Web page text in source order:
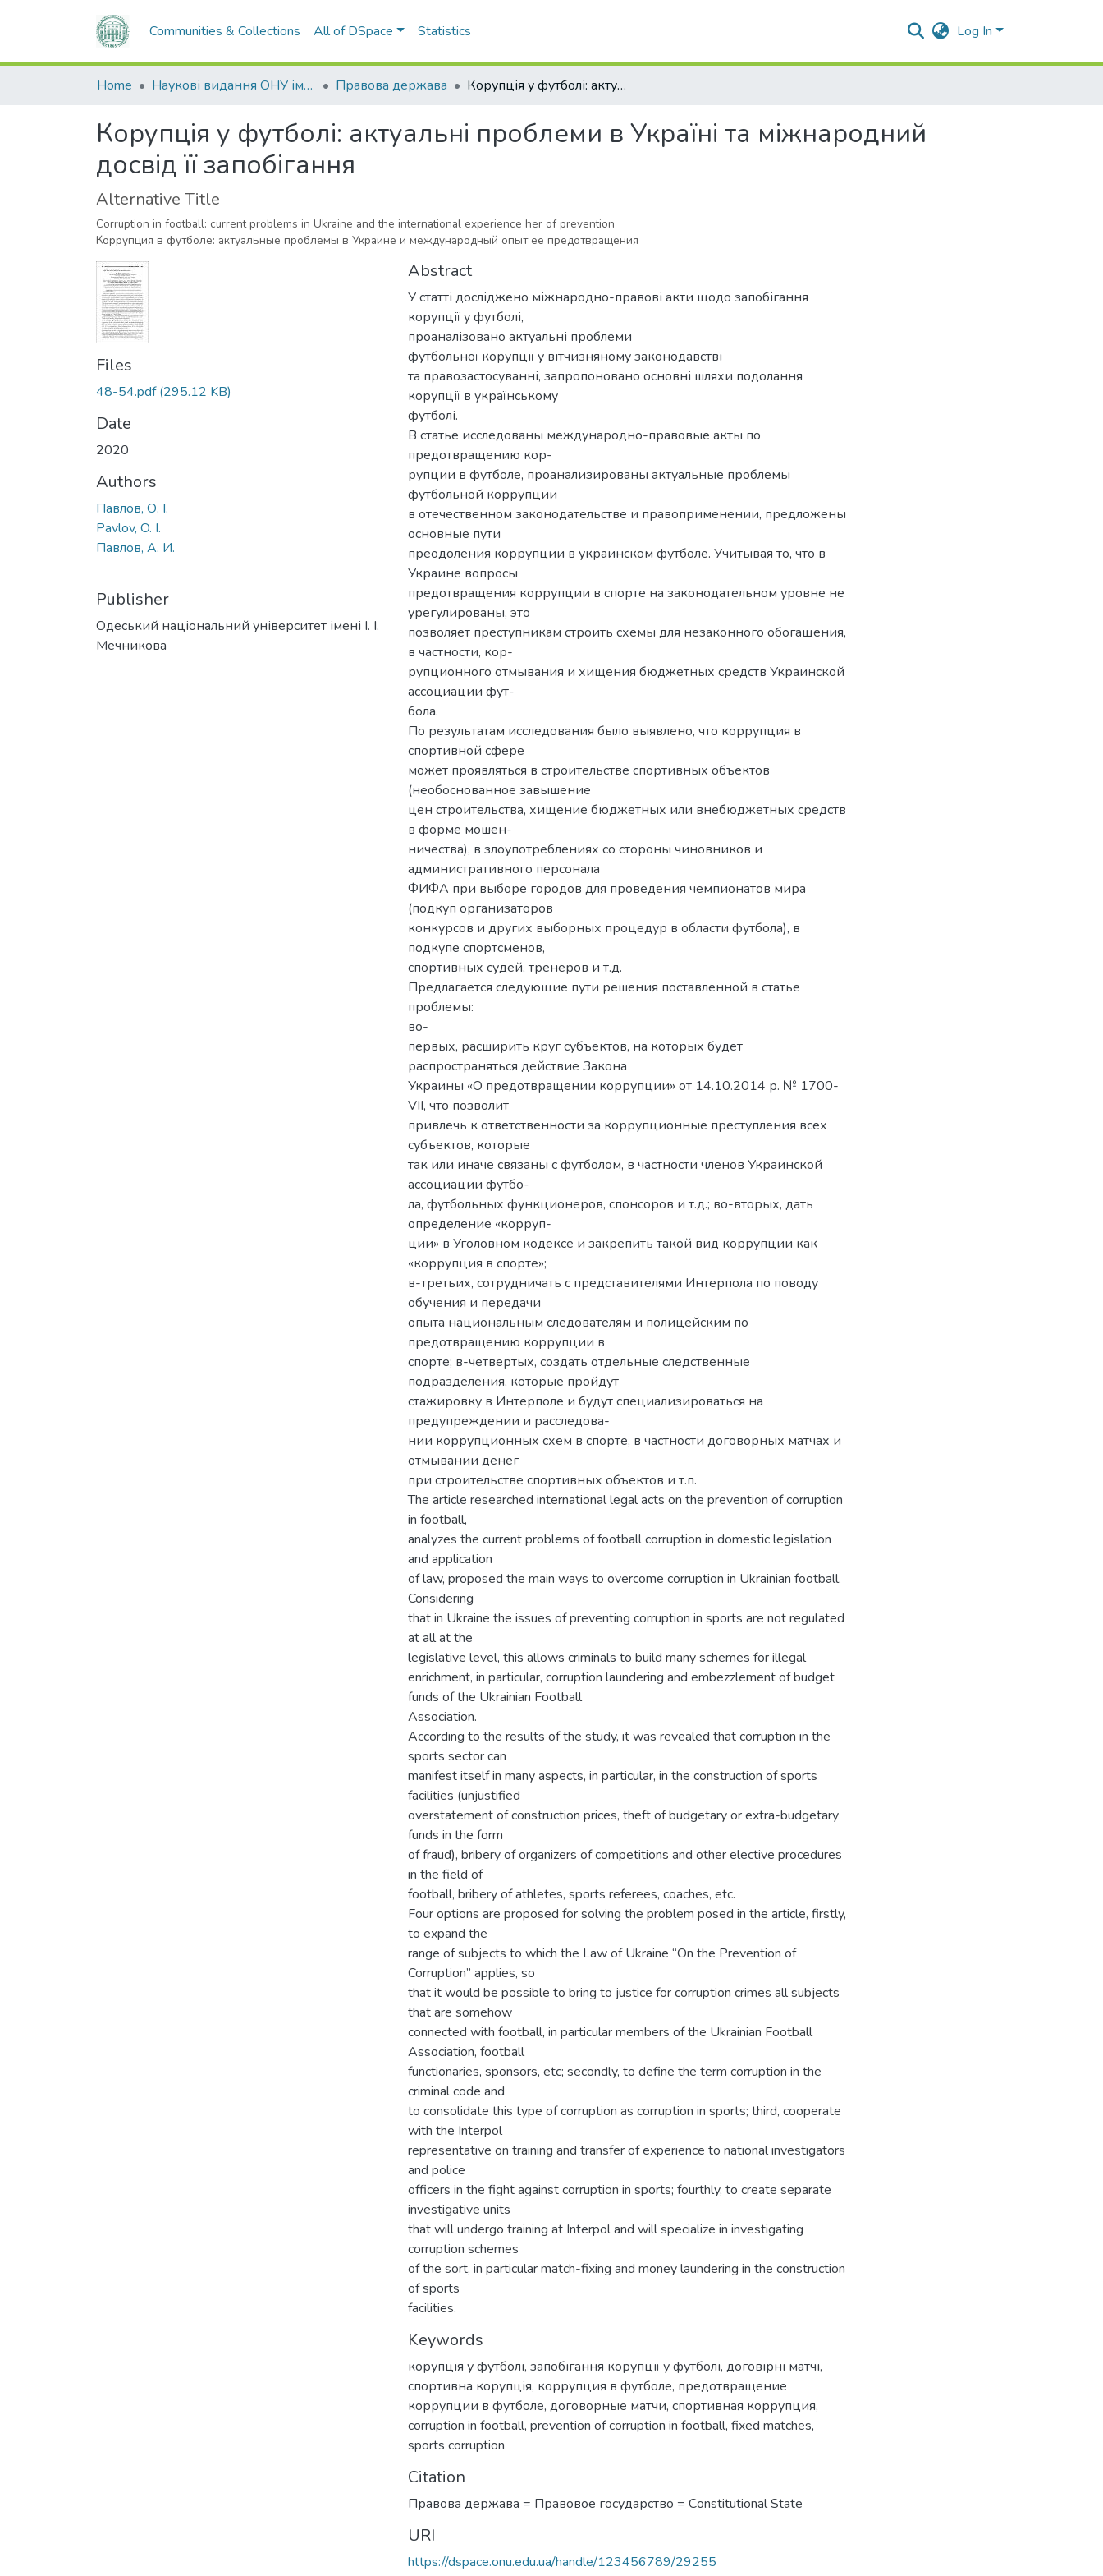
Communities & Collections All of DSpace Statistics Log In
Home Наукові видання ОНУ імені І. І. Мечникова Правова держава Корупція у футболі: актуальні проблеми в Україні та міжнародний досвід її запобігання
Корупція у футболі: актуальні проблеми в Україні та міжнародний
досвід її запобігання
Alternative Title
Corruption in football: current problems in Ukraine and the international experience her of prevention
Коррупция в футболе: актуальные проблемы в Украине и международный опыт ее предотвращения
Files
48-54.pdf(295.12 KB)
Date
2020
Authors
Павлов, О. І.
Pavlov, O. I.
Павлов, А. И.
Publisher
Одеський національний університет імені І. І.
Мечникова
Abstract
У статті досліджено міжнародно-правові акти щодо запобігання
корупції у футболі,
проаналізовано актуальні проблеми
футбольної корупції у вітчизняному законодавстві
та правозастосуванні, запропоновано основні шляхи подолання
корупції в українському
футболі.
В статье исследованы международно-правовые акты по
предотвращению кор-
рупции в футболе, проанализированы актуальные проблемы
футбольной коррупции
в отечественном законодательстве и правоприменении, предложены
основные пути
преодоления коррупции в украинском футболе. Учитывая то, что в
Украине вопросы
предотвращения коррупции в спорте на законодательном уровне не
урегулированы, это
позволяет преступникам строить схемы для незаконного обогащения,
в частности, кор-
рупционного отмывания и хищения бюджетных средств Украинской
ассоциации фут-
бола.
По результатам исследования было выявлено, что коррупция в
спортивной сфере
может проявляться в строительстве спортивных объектов
(необоснованное завышение
цен строительства, хищение бюджетных или внебюджетных средств
в форме мошен-
ничества), в злоупотреблениях со стороны чиновников и
административного персонала
ФИФА при выборе городов для проведения чемпионатов мира
(подкуп организаторов
конкурсов и других выборных процедур в области футбола), в
подкупе спортсменов,
спортивных судей, тренеров и т.д.
Предлагается следующие пути решения поставленной в статье
проблемы:
во-
первых, расширить круг субъектов, на которых будет
распространяться действие Закона
Украины «О предотвращении коррупции» от 14.10.2014 р. № 1700-
VII, что позволит
привлечь к ответственности за коррупционные преступления всех
субъектов, которые
так или иначе связаны с футболом, в частности членов Украинской
ассоциации футбо-
ла, футбольных функционеров, спонсоров и т.д.; во-вторых, дать
определение «корруп-
ции» в Уголовном кодексе и закрепить такой вид коррупции как
«коррупция в спорте»;
в-третьих, сотрудничать с представителями Интерпола по поводу
обучения и передачи
опыта национальным следователям и полицейским по
предотвращению коррупции в
спорте; в-четвертых, создать отдельные следственные
подразделения, которые пройдут
стажировку в Интерполе и будут специализироваться на
предупреждении и расследова-
нии коррупционных схем в спорте, в частности договорных матчах и
отмывании денег
при строительстве спортивных объектов и т.п.
The article researched international legal acts on the prevention of corruption
in football,
analyzes the current problems of football corruption in domestic legislation
and application
of law, proposed the main ways to overcome corruption in Ukrainian football.
Considering
that in Ukraine the issues of preventing corruption in sports are not regulated
at all at the
legislative level, this allows criminals to build many schemes for illegal
enrichment, in particular, corruption laundering and embezzlement of budget
funds of the Ukrainian Football
Association.
According to the results of the study, it was revealed that corruption in the
sports sector can
manifest itself in many aspects, in particular, in the construction of sports
facilities (unjustified
overstatement of construction prices, theft of budgetary or extra-budgetary
funds in the form
of fraud), bribery of organizers of competitions and other elective procedures
in the field of
football, bribery of athletes, sports referees, coaches, etc.
Four options are proposed for solving the problem posed in the article, firstly,
to expand the
range of subjects to which the Law of Ukraine “On the Prevention of
Corruption” applies, so
that it would be possible to bring to justice for corruption crimes all subjects
that are somehow
connected with football, in particular members of the Ukrainian Football
Association, football
functionaries, sponsors, etc; secondly, to define the term corruption in the
criminal code and
to consolidate this type of corruption as corruption in sports; third, cooperate
with the Interpol
representative on training and transfer of experience to national investigators
and police
officers in the fight against corruption in sports; fourthly, to create separate
investigative units
that will undergo training at Interpol and will specialize in investigating
corruption schemes
of the sort, in particular match-fixing and money laundering in the construction
of sports
facilities.
Keywords
корупція у футболі, запобігання корупції у футболі, договірні матчі,
спортивна корупція, коррупция в футболе, предотвращение
коррупции в футболе, договорные матчи, спортивная коррупция,
corruption in football, prevention of corruption in football, fixed matches,
sports corruption
Citation
Правова держава = Правовое государство = Сonstitutional State
URI
https://dspace.onu.edu.ua/handle/123456789/29255